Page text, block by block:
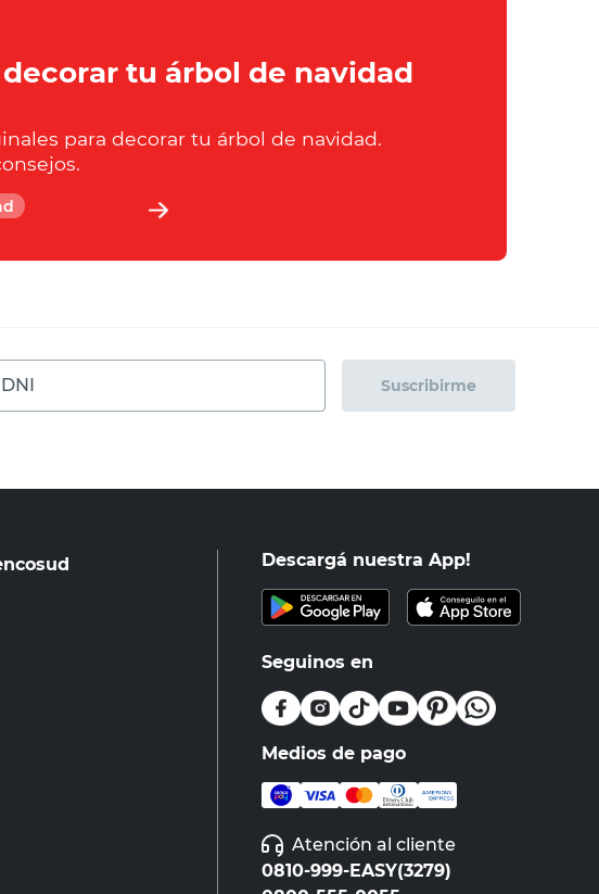
tu árbol de navidad
para decorar tu árbol de navidad.
DNI Suscribirme
Descargá nuestra App!
Seguinos en
Medios de pago
Atención al cliente
0810-999-EASY(3279)